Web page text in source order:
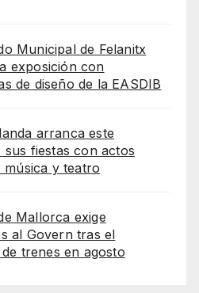
Municipal de Felanitx
exposición con
de diseño de la EASDIB
arranca este
sus fiestas con actos
música y teatro
Mallorca exige
al Govern tras el
trenes en agosto